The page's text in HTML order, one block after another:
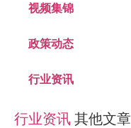
视频集锦
政策动态
行业资讯
行业资讯 其他文章